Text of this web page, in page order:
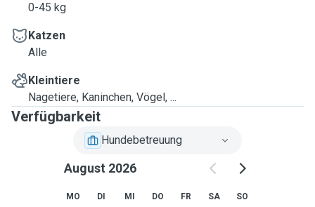
0-45 kg
Katzen
Alle
Kleintiere
Nagetiere, Kaninchen, Vögel, ...
Verfügbarkeit
Hundebetreuung
August 2026
MO DI MI DO FR SA SO